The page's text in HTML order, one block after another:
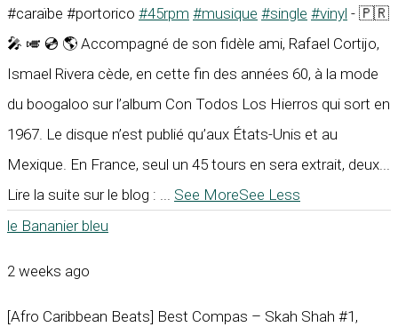
#caraïbe #portorico #45rpm #musique #single #vinyl - 🇵🇷
🎤 🎺 💿 🌎 Accompagné de son fidèle ami, Rafael Cortijo,
Ismael Rivera cède, en cette fin des années 60, à la mode
du boogaloo sur l’album Con Todos Los Hierros qui sort en
1967. Le disque n’est publié qu’aux États-Unis et au
Mexique. En France, seul un 45 tours en sera extrait, deux...
Lire la suite sur le blog : ... See MoreSee Less
le Bananier bleu
2 weeks ago
[Afro Caribbean Beats] Best Compas – Skah Shah #1,